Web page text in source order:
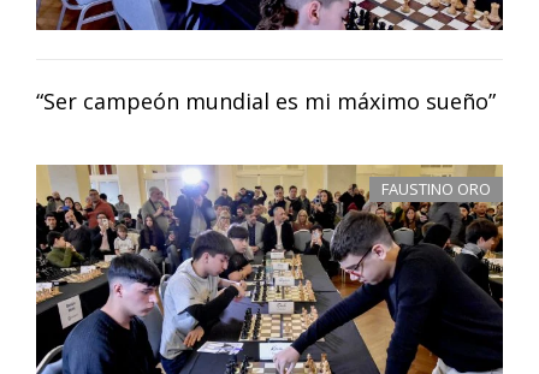
“Ser campeón mundial es mi máximo sueño”
FAUSTINO ORO